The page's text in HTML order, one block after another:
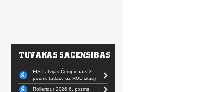
FIS Latvijas Čempionāts 3.
posms (atlase uz ROL izlasi)
Rollertour 2026 6. posms